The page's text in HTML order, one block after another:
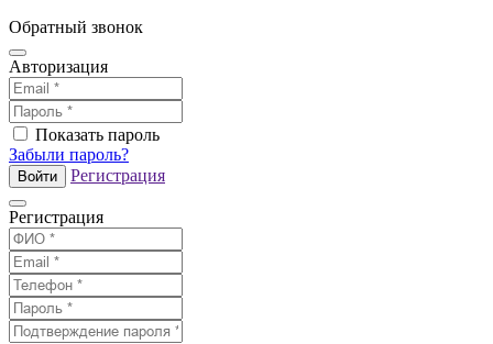
Обратный звонок
Авторизация
Показать пароль
Забыли пароль?
Войти Регистрация
Регистрация